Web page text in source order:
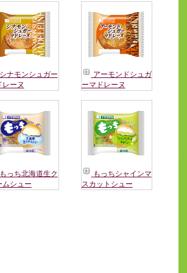
シナモンシュガー
レーヌ
アーモンドシュガ
ーマドレーヌ
もっち北海道生ク
ムシュー
もっちシャインマ
スカットシュー